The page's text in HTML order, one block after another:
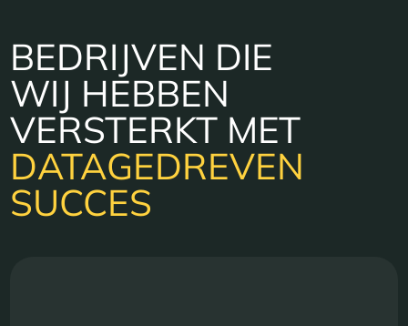
BEDRIJVEN DIE
WIJ HEBBEN
VERSTERKT MET
DATAGEDREVEN
SUCCES